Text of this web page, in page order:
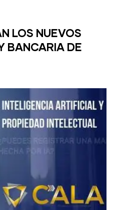
LOS NUEVOS
BANCARIA DE